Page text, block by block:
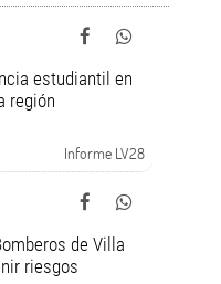
estudiantil en
región
Informe LV28
de Villa
riesgos